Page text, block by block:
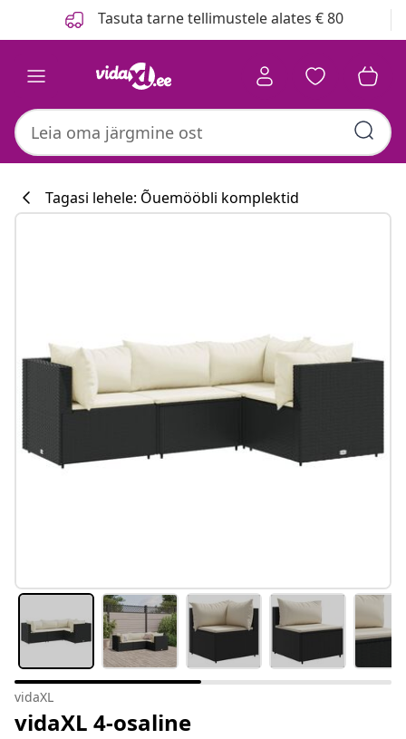
Tasuta tarne tellimustele alates € 80
#sharemevidaxl
Tagasi lehele: Õuemööbli komplektid
vidaXL
vidaXL 4-osaline